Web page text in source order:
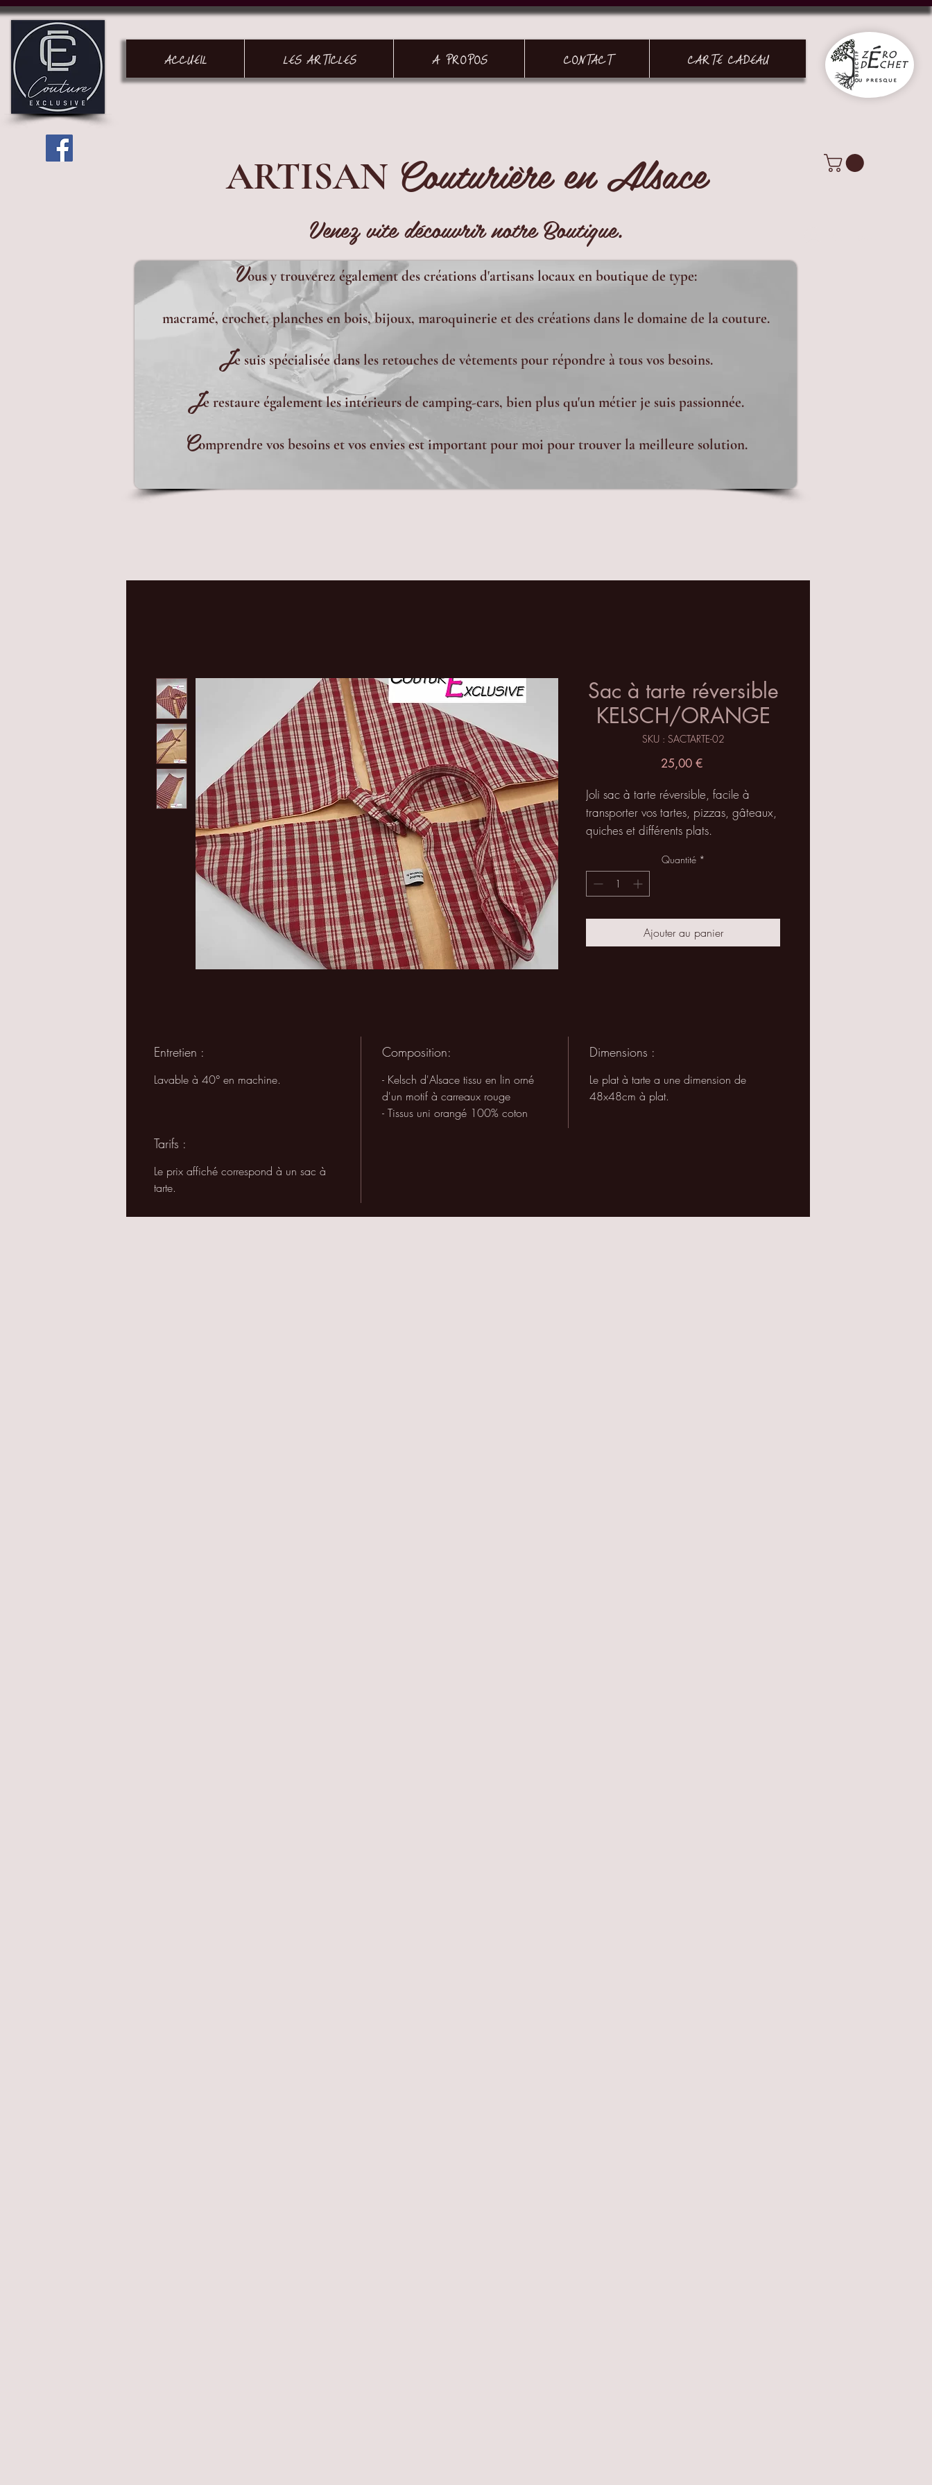
ACCUEIL LES ARTICLES A PROPOS CONTACT CARTE CADEAU
ARTISAN Couturière en Alsace
Venez vite découvrir notre Boutique.
Vous y trouverez également des créations d'artisans locaux en boutique de type:
macramé, crochet, planches en bois, bijoux, maroquinerie et des créations dans le domaine de la couture.
Je suis spécialisée dans les retouches de vêtements pour répondre à tous vos besoins.
Je restaure également les intérieurs de camping-cars, bien plus qu'un métier je suis passionnée.
Comprendre vos besoins et vos envies est important pour moi pour trouver la meilleure solution.
Sac à tarte réversible
KELSCH/ORANGE
SKU : SACTARTE-02
25,00 €Prix
Joli sac à tarte réversible, facile à
transporter vos tartes, pizzas, gâteaux,
quiches et différents plats.
anse dans les deux petites boucles.
Confectionnée en Alsace, produit
Quantité *
Ajouter au panier
Entretien :
Lavable à 40° en machine.
Composition:
- Kelsch d'Alsace tissu en lin orné
d'un motif à carreaux rouge
- Tissus uni orangé 100% coton
Dimensions :
Le plat à tarte a une dimension de
48x48cm à plat.
Tarifs :
Le prix affiché correspond à un sac à
tarte.